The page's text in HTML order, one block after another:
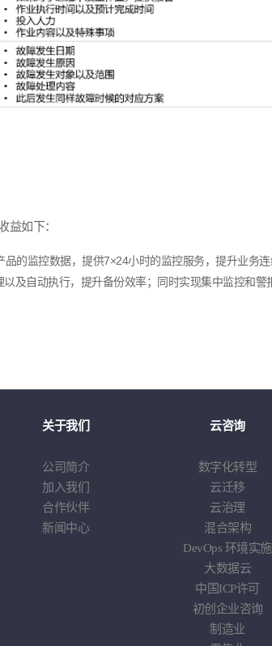
益如下：
品的监控数据，提供7×24小时的监控服务，提升业务连
及自动执行，提升备份效率；同时实现集中监控和警
关于我们
公司简介
加入我们
合作伙伴
新闻中心
云咨询
数字化转型
云迁移
云治理
混合架构
DevOps 环境实施
大数据云
中国ICP许可
初创企业咨询
制造业